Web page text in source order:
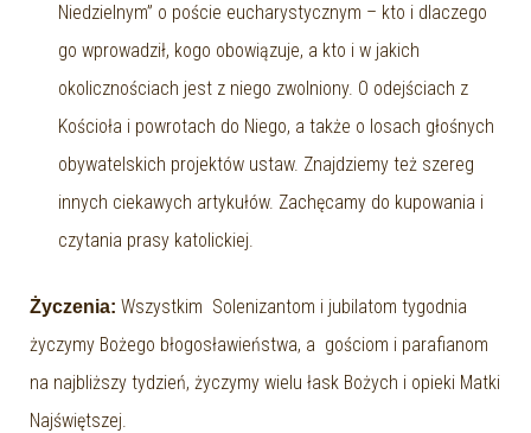
Niedzielnym” o poście eucharystycznym – kto i dlaczego
go wprowadził, kogo obowiązuje, a kto i w jakich
okolicznościach jest z niego zwolniony. O odejściach z
Kościoła i powrotach do Niego, a także o losach głośnych
obywatelskich projektów ustaw. Znajdziemy też szereg
innych ciekawych artykułów. Zachęcamy do kupowania i
czytania prasy katolickiej.
Życzenia: Wszystkim Solenizantom i jubilatom tygodnia
życzymy Bożego błogosławieństwa, a gościom i parafianom
na najbliższy tydzień, życzymy wielu łask Bożych i opieki Matki
Najświętszej.